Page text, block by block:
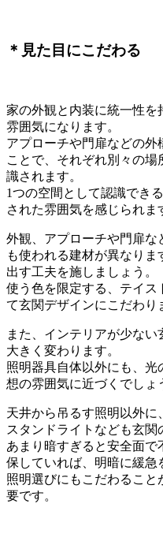
＊見た目にこだわる
家の外観と内装に統一性を
雰囲気になります。
アプローチや門扉などの外
ことで、それぞれ別々の
識されます。
1つの空間として認識でき
された雰囲気を感じられま
外観、アプローチや門扉
も使われる建材が異なり
出す工夫を施しましょう。
使う色を限定する、テイス
て玄関デザインにこだわり
また、インテリアが少な
大きく変わります。
照明器具自体以外にも、
想の雰囲気に近づくでしょ
天井から吊るす照明以外に
スタンドライトなども玄関
あまり暗すぎると安全面
保していれば、明暗に緩急
照明選びにもこだわるこ
要です。